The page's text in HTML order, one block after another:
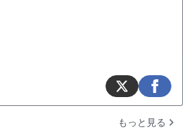
もっと見る